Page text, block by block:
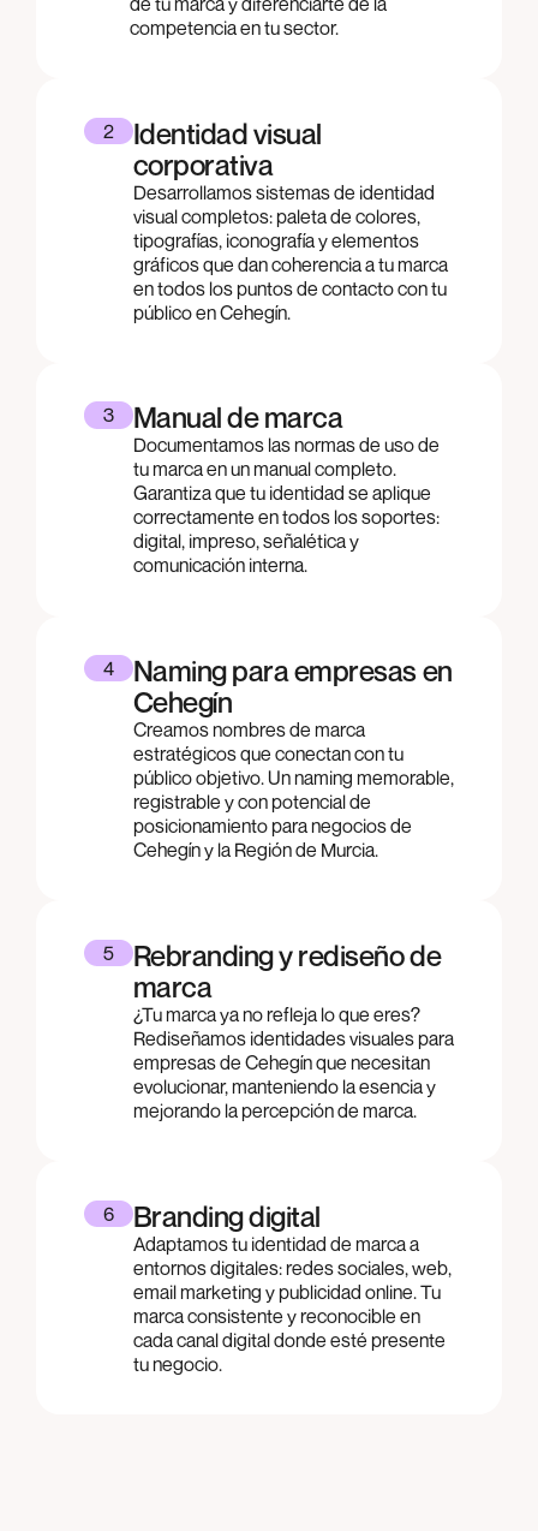
competencia en tu sector.
2
Identidad visual
corporativa
Desarrollamos sistemas de identidad
visual completos: paleta de colores,
tipografías, iconografía y elementos
gráficos que dan coherencia a tu marca
en todos los puntos de contacto con tu
público en Cehegín.
3 Manual de marca
Documentamos las normas de uso de
tu marca en un manual completo.
Garantiza que tu identidad se aplique
correctamente en todos los soportes:
digital, impreso, señalética y
comunicación interna.
4
Naming para empresas en
Cehegín
Creamos nombres de marca
estratégicos que conectan con tu
público objetivo. Un naming memorable,
registrable y con potencial de
posicionamiento para negocios de
Cehegín y la Región de Murcia.
5
Rebranding y rediseño de
marca
¿Tu marca ya no refleja lo que eres?
Rediseñamos identidades visuales para
empresas de Cehegín que necesitan
evolucionar, manteniendo la esencia y
mejorando la percepción de marca.
6 Branding digital
Adaptamos tu identidad de marca a
entornos digitales: redes sociales, web,
email marketing y publicidad online. Tu
marca consistente y reconocible en
cada canal digital donde esté presente
tu negocio.